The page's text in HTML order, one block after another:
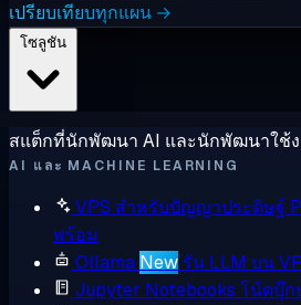
เปรียบเทียบทุกแผน →
สแต็กที่นักพัฒนา AI และนักพัฒนาใช้ง
AI และ MACHINE LEARNING
VPS สำหรับปัญญาประดิษฐ์
พร้อม
Ollama New รัน LLM บน
Jupyter Notebooks โน้ตบุ๊ก